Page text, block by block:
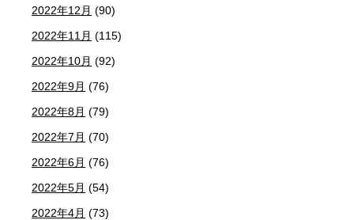
2022年12月 (90)
2022年11月 (115)
2022年10月 (92)
2022年9月 (76)
2022年8月 (79)
2022年7月 (70)
2022年6月 (76)
2022年5月 (54)
2022年4月 (73)